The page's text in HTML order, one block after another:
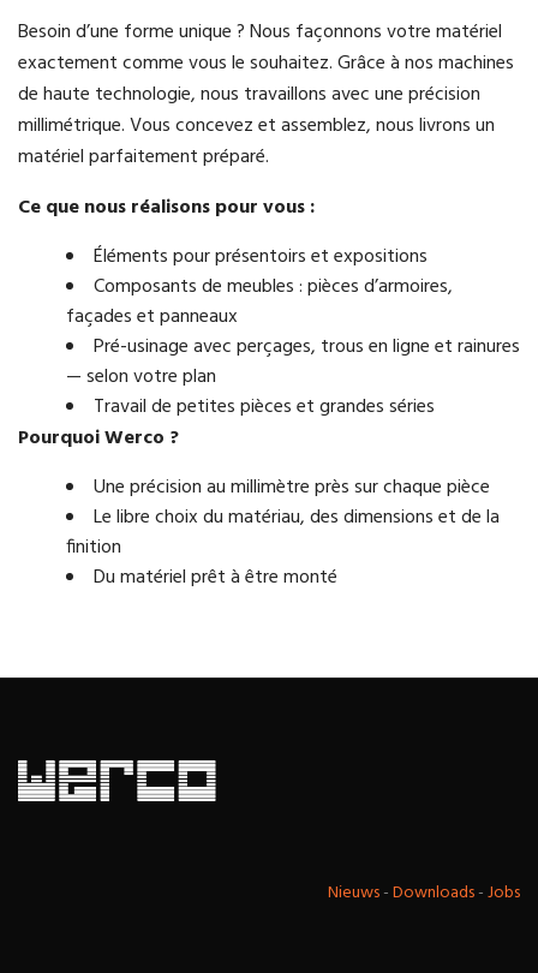
Besoin d’une forme unique ? Nous façonnons votre matériel
exactement comme vous le souhaitez. Grâce à nos machines
de haute technologie, nous travaillons avec une précision
millimétrique. Vous concevez et assemblez, nous livrons un
matériel parfaitement préparé.
Ce que nous réalisons pour vous :
Éléments pour présentoirs et expositions
Composants de meubles : pièces d’armoires,
façades et panneaux
Pré-usinage avec perçages, trous en ligne et rainures
— selon votre plan
Travail de petites pièces et grandes séries
Pourquoi Werco ?
Une précision au millimètre près sur chaque pièce
Le libre choix du matériau, des dimensions et de la
finition
Du matériel prêt à être monté
Nieuws-Downloads-Jobs